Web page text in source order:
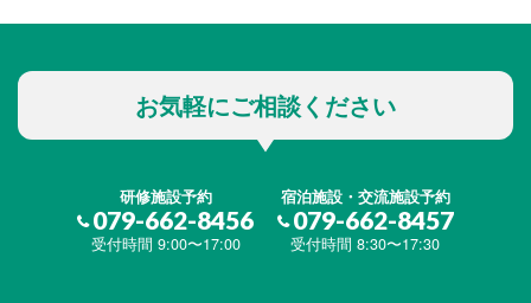
お気軽にご相談ください
研修施設予約
079-662-8456
受付時間 9:00〜17:00
宿泊施設・交流施設予約
079-662-8457
受付時間 8:30〜17:30